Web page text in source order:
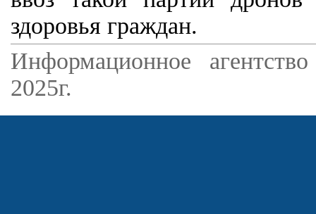
здоровья граждан.
Информационное
2025г.